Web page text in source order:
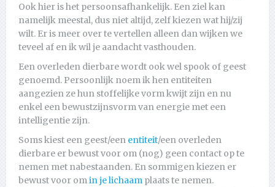
Ook hier is het persoonsafhankelijk. Een ziel kan
namelijk meestal, dus niet altijd, zelf kiezen wat hij/zij
wilt. Er is meer over te vertellen alleen dan wijken we
teveel af en ik wil je aandacht vasthouden.
Een overleden dierbare wordt ook wel spook of geest
genoemd. Persoonlijk noem ik hen entiteiten
aangezien ze hun stoffelijke vorm kwijt zijn en nu
enkel een bewustzijnsvorm van energie met een
intelligentie zijn.
Soms kiest een geest/een entiteit/een overleden
dierbare er bewust voor om (nog) geen contact op te
nemen met nabestaanden. En sommigen kiezen er
bewust voor omin je lichaam plaats te nemen.